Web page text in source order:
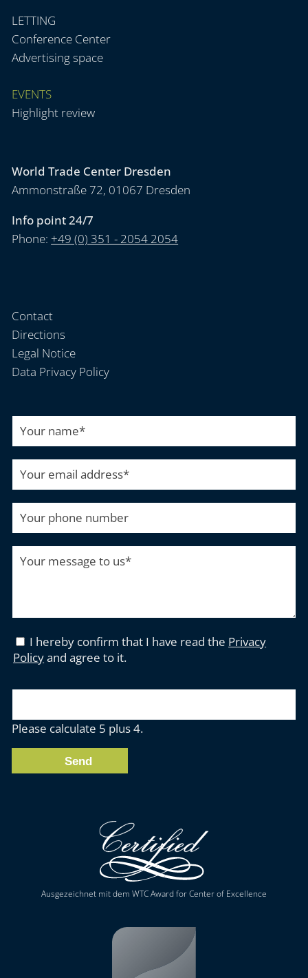
LETTING
Conference Center
Advertising space
EVENTS
Highlight review
World Trade Center Dresden
Ammonstraße 72, 01067 Dresden
Info point 24/7
Phone: +49 (0) 351 - 2054 2054
Contact
Directions
Legal Notice
Data Privacy Policy
Your name*
Your email address*
Your phone number
Your message to us*
I hereby confirm that I have read the Privacy
Policyand agree to it.
Please calculate 5 plus 4.
Send
Ausgezeichnet mit dem WTC Award for Center of Excellence